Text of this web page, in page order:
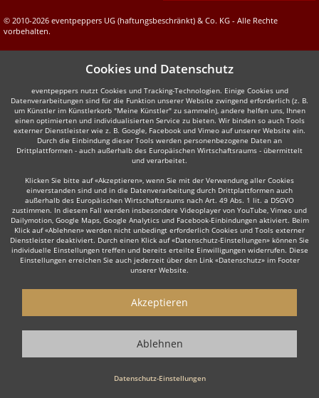
© 2010-2026 eventpeppers UG (haftungsbeschränkt) & Co. KG - Alle Rechte
vorbehalten.
Cookies und Datenschutz
eventpeppers nutzt Cookies und Tracking-Technologien. Einige Cookies und
Datenverarbeitungen sind für die Funktion unserer Website zwingend erforderlich (z. B.
um Künstler im Künstlerkorb "Meine Künstler" zu sammeln), andere helfen uns, Ihnen
einen optimierten und individualisierten Service zu bieten. Wir binden so auch Tools
externer Dienstleister wie z. B. Google, Facebook und Vimeo auf unserer Website ein.
Durch die Einbindung dieser Tools werden personenbezogene Daten an
Drittplattformen - auch außerhalb des Europäischen Wirtschaftsraums - übermittelt
und verarbeitet.
Klicken Sie bitte auf «Akzeptieren», wenn Sie mit der Verwendung aller Cookies
einverstanden sind und in die Datenverarbeitung durch Drittplattformen auch
außerhalb des Europäischen Wirtschaftsraums nach Art. 49 Abs. 1 lit. a DSGVO
zustimmen. In diesem Fall werden insbesondere Videoplayer von YouTube, Vimeo und
Dailymotion, Google Maps, Google Analytics und Facebook-Einbindungen aktiviert. Beim
Klick auf «Ablehnen» werden nicht unbedingt erforderlich Cookies und Tools externer
Dienstleister deaktiviert. Durch einen Klick auf «Datenschutz-Einstellungen» können Sie
individuelle Einstellungen treffen und bereits erteilte Einwilligungen widerrufen. Diese
Einstellungen erreichen Sie auch jederzeit über den Link «Datenschutz» im Footer
unserer Website.
Datenschutz-Einstellungen
Akzeptieren
Ablehnen